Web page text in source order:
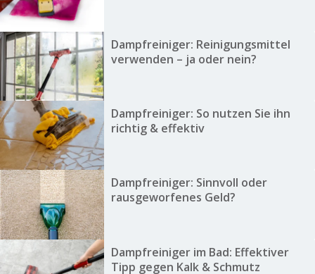
Dampfreiniger: Reinigungsmittel
verwenden – ja oder nein?
Dampfreiniger: So nutzen Sie ihn
richtig & effektiv
Dampfreiniger: Sinnvoll oder
rausgeworfenes Geld?
Dampfreiniger im Bad: Effektiver
Tipp gegen Kalk & Schmutz